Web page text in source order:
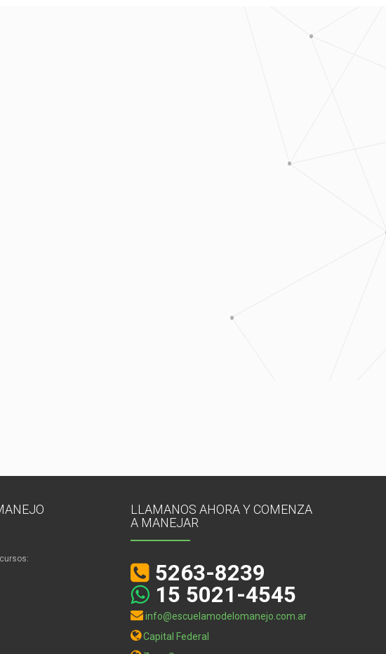
LLAMANOS AHORA Y COMENZA
A MANEJAR
5263-8239
15 5021-4545
info@escuelamodelomanejo.com.ar
Capital Federal